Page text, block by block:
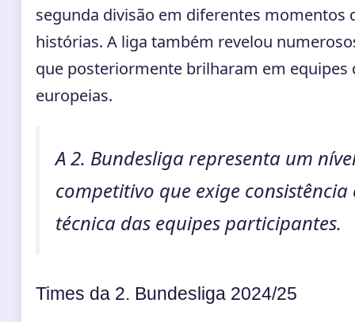
segunda divisão em diferentes momentos
histórias. A liga também revelou
que posteriormente brilharam em equipes
europeias.
A 2. Bundesliga representa um
competitivo que exige
técnica das equipes participantes.
Times da 2. Bundesliga 2024/25